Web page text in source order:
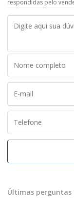
respondidas pelo
Últimas perguntas